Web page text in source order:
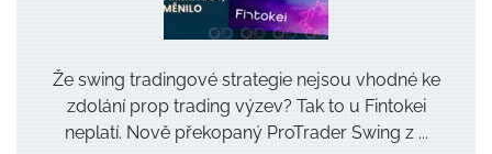
Že swing tradingové strategie nejsou vhodné ke
zdolání prop trading výzev? Tak to u Fintokei
neplatí. Nově překopaný ProTrader Swing z ...